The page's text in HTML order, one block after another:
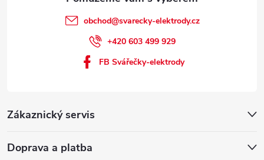
Zákaznický servis
Doprava a platba
obchod@svarecky-elektrody.cz
+420 603 499 929
FB Svářečky-elektrody